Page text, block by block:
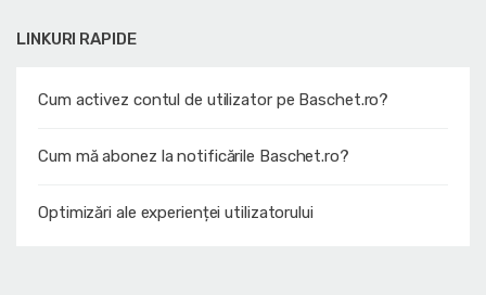
LINKURI RAPIDE
Cum activez contul de utilizator pe Baschet.ro?
Cum mă abonez la notificările Baschet.ro?
Optimizări ale experienței utilizatorului